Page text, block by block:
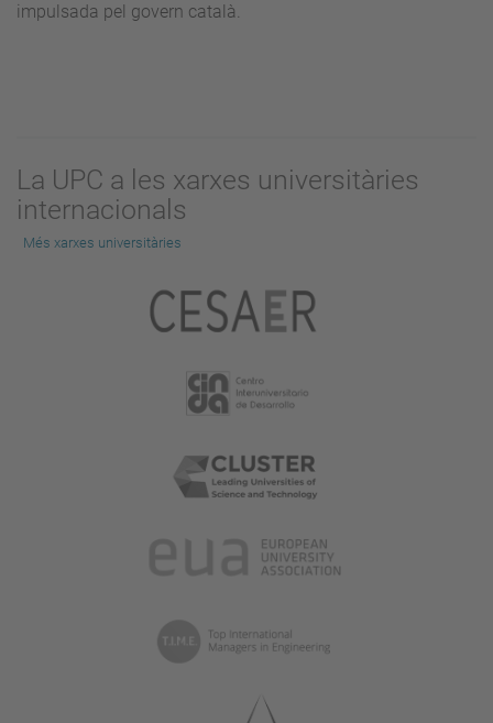
impulsada pel govern català.
La UPC a les xarxes universitàries
internacionals
Més xarxes universitàries